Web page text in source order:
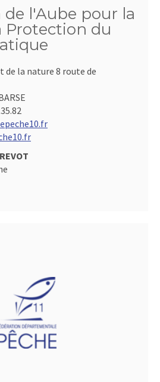
de l'Aube pour la
Protection du
de la nature 8 route de